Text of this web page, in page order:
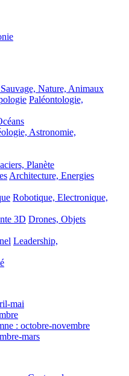
Nature, Animaux
Paléontologie,
Astronomie,
Planète
Architecture, Energies
Robotique, Electronique,
3D Drones, Objets
Leadership,
mai
: octobre-novembre
mars